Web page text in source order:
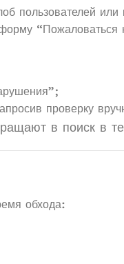
пользователей или
“Пожаловаться
проверку
в поиск в
обхода: